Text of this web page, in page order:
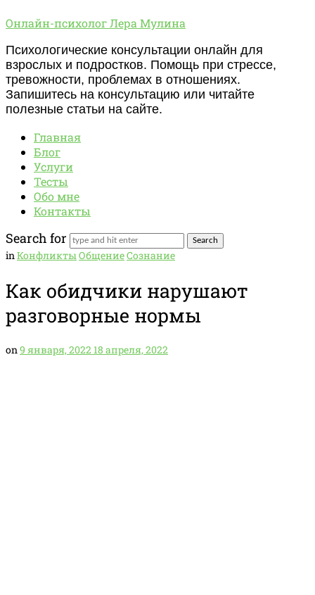
Онлайн-
Лера
Мулина
Онлайн-психолог Лера Мулина
Психологические консультации онлайн для
взрослых и подростков. Помощь при стрессе,
тревожности, проблемах в отношениях.
Запишитесь на консультацию или читайте
полезные статьи на сайте.
Главная
Блог
Услуги
Тесты
Обо мне
Контакты
Search for
inКонфликтыОбщениеСознание
Как обидчики нарушают
разговорные нормы
on9 января, 2022 18 апреля, 2022